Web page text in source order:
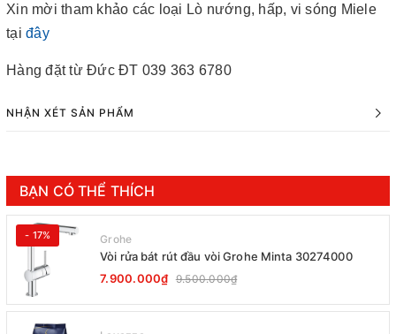
Xin mời tham khảo các loại Lò nướng, hấp, vi sóng Miele
tại đây
Hàng đặt từ Đức ĐT 039 363 6780
NHẬN XÉT SẢN PHẨM
BẠN CÓ THỂ THÍCH
- 17% Grohe
Vòi rửa bát rút đầu vòi Grohe Minta 30274000
7.900.000₫ 9.500.000₫